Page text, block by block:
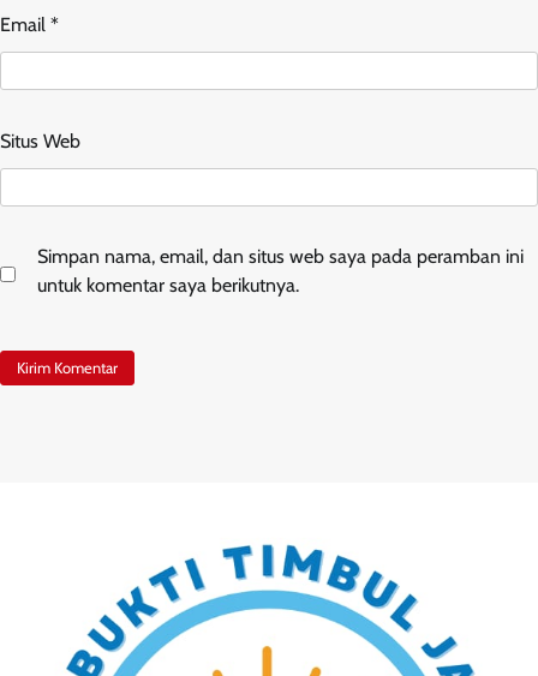
Email *
Situs Web
Simpan nama, email, dan situs web saya pada peramban ini
untuk komentar saya berikutnya.